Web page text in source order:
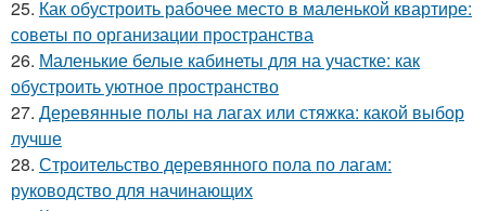
25. Как обустроить рабочее место в маленькой квартире:
советы по организации пространства
26. Маленькие белые кабинеты для на участке: как
обустроить уютное пространство
27. Деревянные полы на лагах или стяжка: какой выбор
лучше
28. Строительство деревянного пола по лагам:
руководство для начинающих